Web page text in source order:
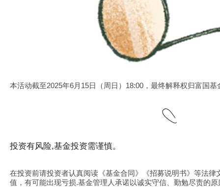
本活动截至2025年6月15日（周日）18:00，最终解释权归富国
投资有风险,基金投资需谨慎。
在投资前请投资者认真阅读《基金合同》《招募说明书》等法律
值，有可能出现亏损.基金管理人承诺以诚实守信、勤勉尽责的